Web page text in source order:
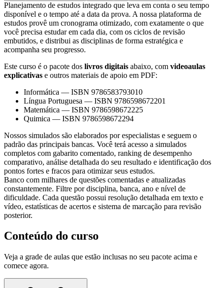
Planejamento de estudos integrado que leva em conta o seu tempo
disponível e o tempo até a data da prova. A nossa plataforma de
estudos provê um cronograma otimizado, com exatamente o que
você precisa estudar em cada dia, com os ciclos de revisão
embutidos, e distribui as disciplinas de forma estratégica e
acompanha seu progresso.
Este curso é o pacote dos livros digitais abaixo, com videoaulas
explicativas e outros materiais de apoio em PDF:
Informática — ISBN 9786583793010
Língua Portuguesa — ISBN 9786598672201
Matemática — ISBN 9786598672225
Quimica — ISBN 9786598672294
Nossos simulados são elaborados por especialistas e seguem o
padrão das principais bancas. Você terá acesso a simulados
completos com gabarito comentado, ranking de desempenho
comparativo, análise detalhada do seu resultado e identificação dos
pontos fortes e fracos para otimizar seus estudos.
Banco com milhares de questões comentadas e atualizadas
constantemente. Filtre por disciplina, banca, ano e nível de
dificuldade. Cada questão possui resolução detalhada em texto e
vídeo, estatísticas de acertos e sistema de marcação para revisão
posterior.
Conteúdo do curso
Veja a grade de aulas que estão inclusas no seu pacote acima e
comece agora.